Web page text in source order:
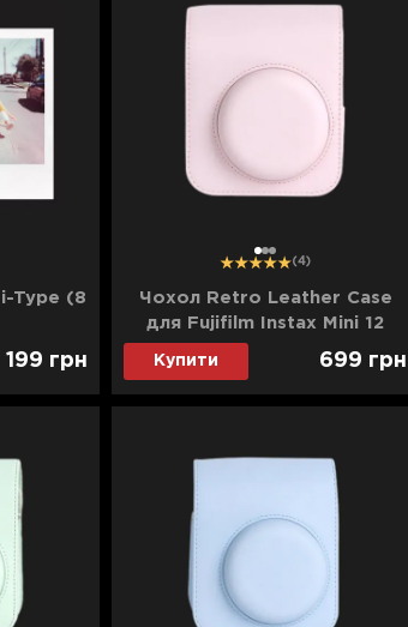
Type (8
199 грн
12 3 (4)
Чохол Retro Leather Case
для Fujifilm Instax Mini 12
(Blossom Pink)
Купити 699 грн